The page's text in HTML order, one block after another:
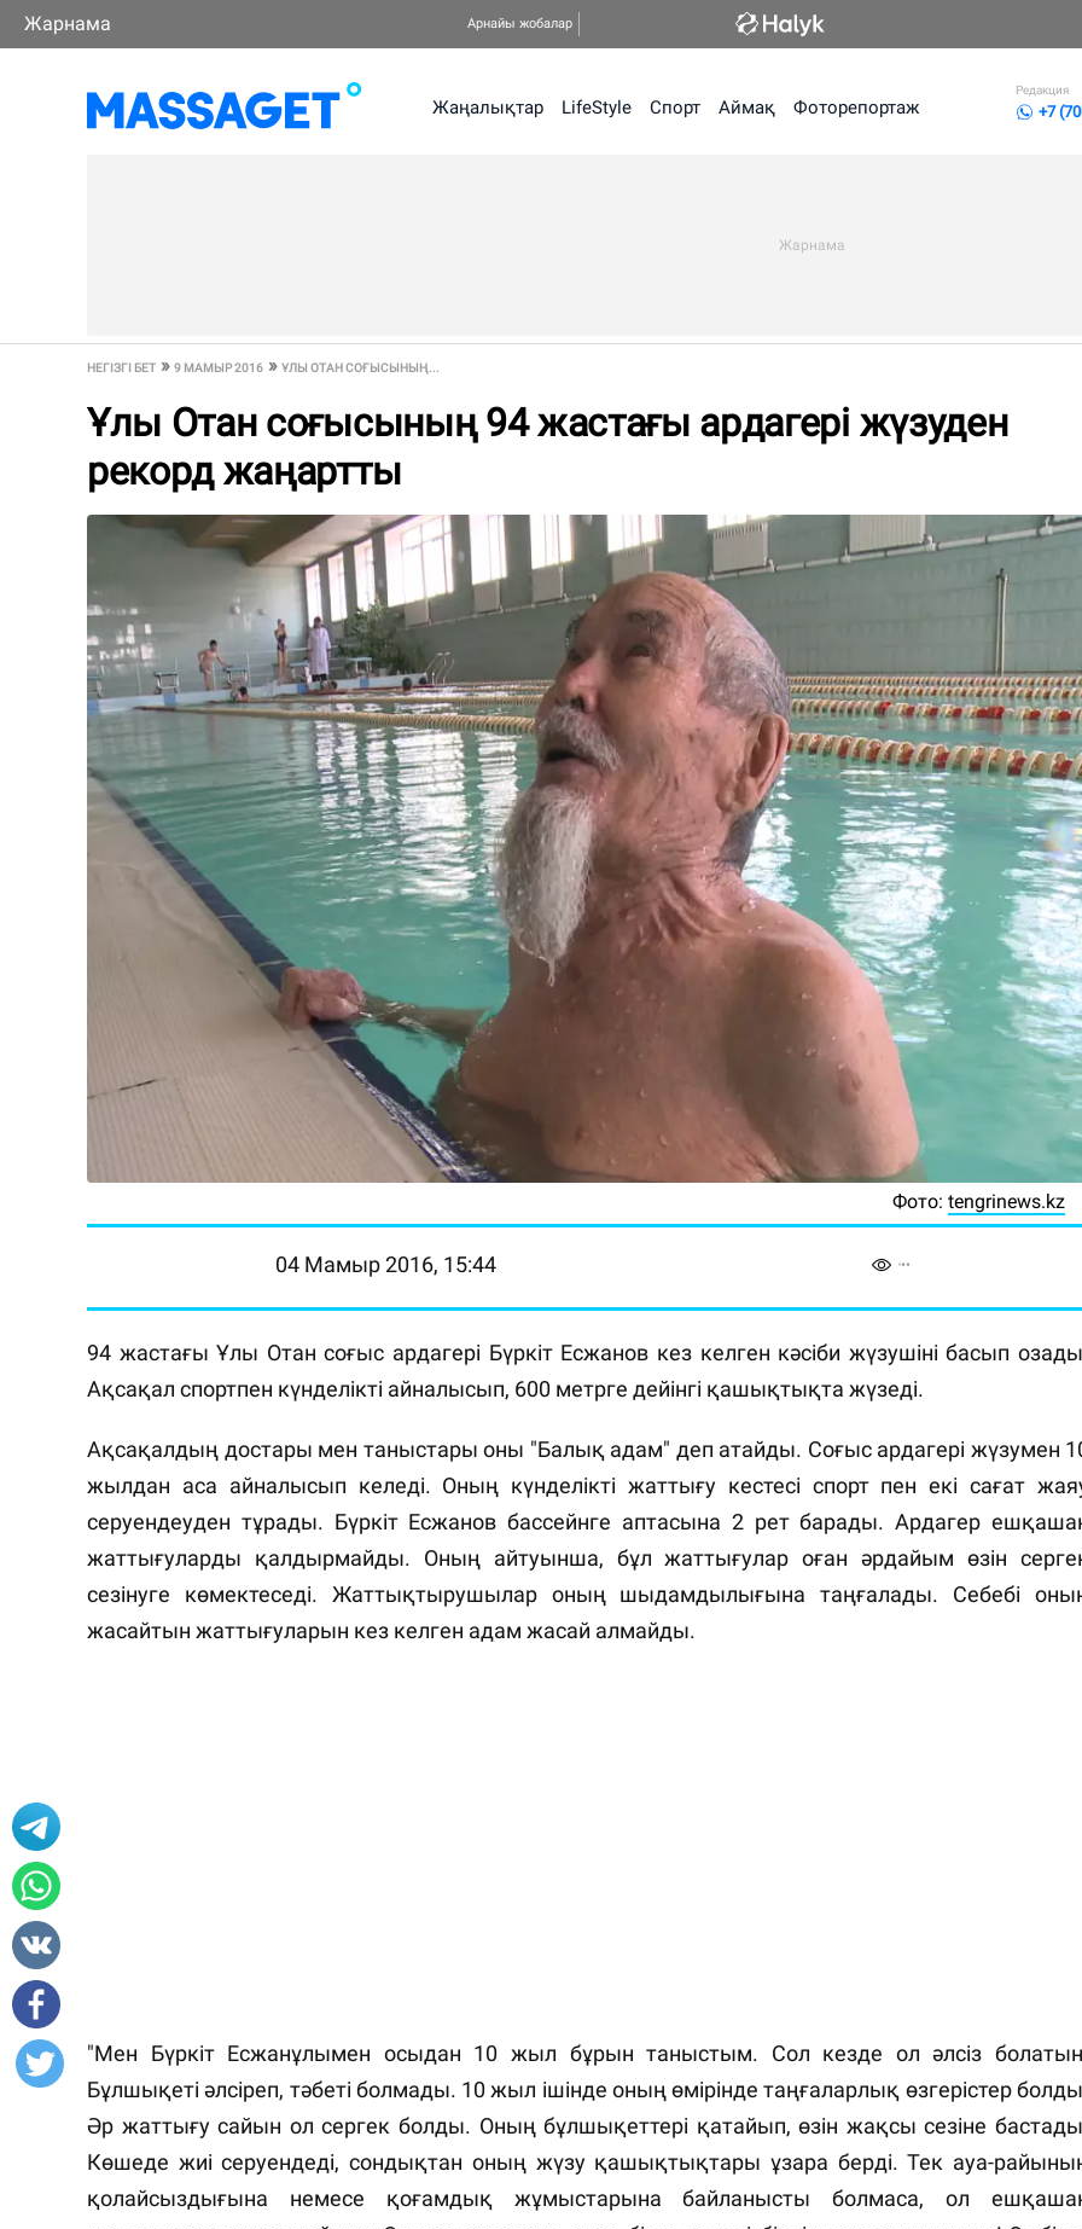
Жарнама Арнайы жобалар
Жаңалықтар LifeStyle Спорт Аймақ Фоторепортаж
Редакция
+7
НЕГІЗГІ БЕТ 9 МАМЫР 2016 ҰЛЫ ОТАН СОҒЫСЫНЫҢ...
Ұлы Отан соғысының 94 жастағы ардагері жүзуден
рекорд жаңартты
Фото: tengrinews.kz
04 Мамыр 2016, 15:44
94 жастағыҰлы Отан соғыс ардагері Бүркіт Есжанов кез келген кәсіби жүзушіні басып
Ақсақал спортпен күнделікті айналысып, 600 метрге дейінгі қашықтықта жүзеді.
Ақсақалдың достары мен таныстары оны "Балық адам" деп атайды. Соғыс ардагері жүзумен
жылдан аса айналысып келеді. Оның күнделікті жаттығу кестесі спорт пен екі сағат
серуендеуден тұрады. Бүркіт Есжанов бассейнге аптасына 2 рет барады. Ардагер
жаттығуларды қалдырмайды. Оның айтуынша, бұл жаттығулар оған әрдайым өзін
сезінуге көмектеседі. Жаттықтырушылар оның шыдамдылығына таңғалады. Себебі
жасайтын жаттығуларын кез келген адам жасай алмайды.
"Мен Бүркіт Есжанұлымен осыдан 10 жыл бұрын таныстым. Сол кезде ол әлсіз
Бұлшықеті әлсіреп, тәбеті болмады. 10 жыл ішінде оның өмірінде таңғаларлық өзгерістер
Әр жаттығу сайын ол сергек болды. Оның бұлшықеттері қатайып, өзін жақсы сезіне
Көшеде жиі серуендеді, сондықтан оның жүзу қашықтықтары ұзара берді. Тек ауа-
қолайсыздығына немесе қоғамдық жұмыстарына байланысты болмаса, ол